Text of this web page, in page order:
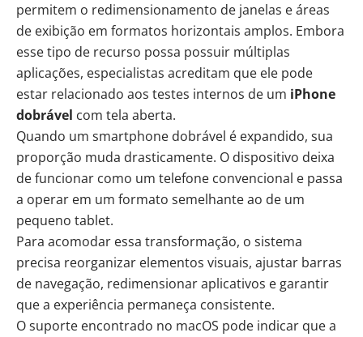
permitem o redimensionamento de janelas e áreas
de exibição em formatos horizontais amplos. Embora
esse tipo de recurso possa possuir múltiplas
aplicações, especialistas acreditam que ele pode
estar relacionado aos testes internos de um iPhone
dobrável com tela aberta.
Quando um smartphone dobrável é expandido, sua
proporção muda drasticamente. O dispositivo deixa
de funcionar como um telefone convencional e passa
a operar em um formato semelhante ao de um
pequeno tablet.
Para acomodar essa transformação, o sistema
precisa reorganizar elementos visuais, ajustar barras
de navegação, redimensionar aplicativos e garantir
que a experiência permaneça consistente.
O suporte encontrado no macOS pode indicar que a